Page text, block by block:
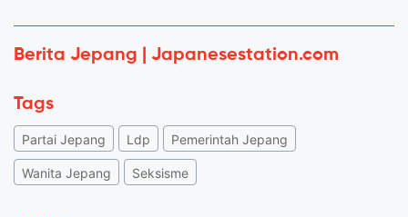
Berita Jepang | Japanesestation.com
Tags
Partai Jepang Ldp Pemerintah Jepang
Wanita Jepang Seksisme